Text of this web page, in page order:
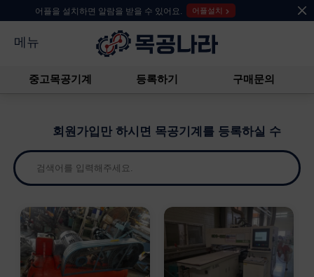
어플을 설치하면 알람을 받을 수 있어요. 어플설치
메뉴
중고목공기계 등록하기 구매문의
회원가입만 하시면 목공기계를 등록하실 수 있습니다.